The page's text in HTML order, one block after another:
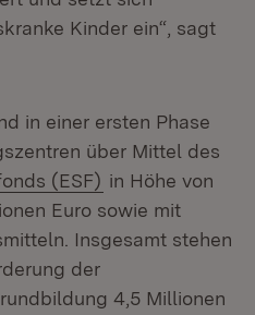
Kinder ein“, sagt
in einer ersten Phase
über Mittel des
(ESF) (Öffnet in
in Höhe von
Euro sowie mit
Insgesamt stehen
der
4,5 Millionen